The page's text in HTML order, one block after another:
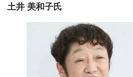
土井 美和子氏